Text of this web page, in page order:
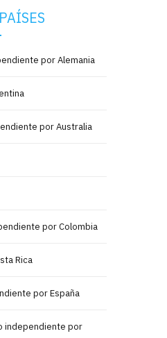
por Alemania
por Australia
por Colombia
Rica
por España
independiente por